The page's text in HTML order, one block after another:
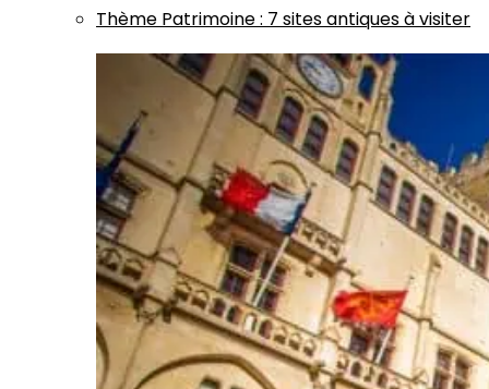
Thème Patrimoine: 7 sites antiques à visiter